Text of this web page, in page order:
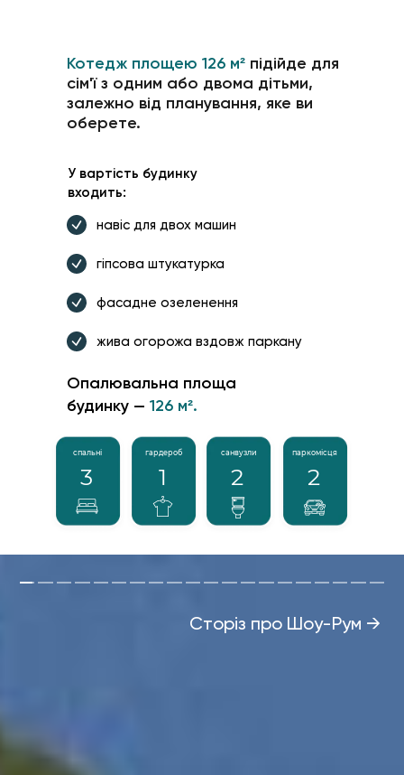
Котедж площею 126 м² підійде для
сім'ї з одним або двома дітьми,
залежно від планування, яке ви
оберете.
У вартість будинку
входить:
Опалювальна площа
будинку — 126 м².
навіс для двох машин
спальні
3
гардероб
1
санвузли
2
паркомісця
2
гіпсова штукатурка
фасадне озеленення
жива огорожа вздовж паркану